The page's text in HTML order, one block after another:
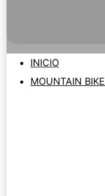
INICIO
MOUNTAIN BIKE